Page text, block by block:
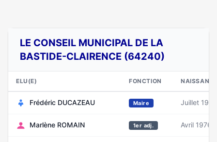
LE CONSEIL MUNICIPAL DE LA
BASTIDE-CLAIRENCE (64240)
ELU(E) FONCTION
Frédéric DUCAZEAU Maire Juillet 1976
Marlène ROMAIN 1er adj. Avril 1976